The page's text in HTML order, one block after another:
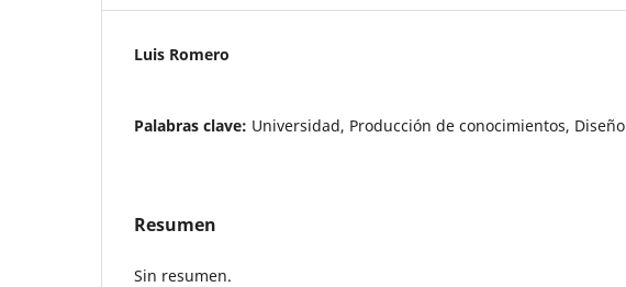
Luis Romero
Palabras clave: Universidad, Producción de conocimientos, Diseño
Resumen
Sin resumen.